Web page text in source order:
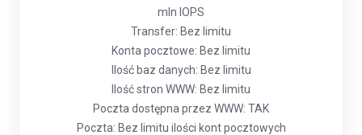
mln IOPS
Transfer: Bez limitu
Konta pocztowe: Bez limitu
Ilość baz danych: Bez limitu
Ilość stron WWW: Bez limitu
Poczta dostępna przez WWW: TAK
Poczta: Bez limitu ilości kont pocztowych